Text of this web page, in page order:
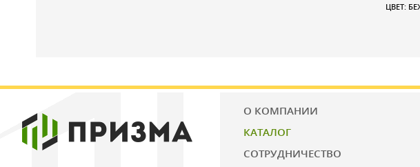
ЦВЕТ:
О КОМПАНИИ
КАТАЛОГ
СОТРУДНИЧЕСТВО